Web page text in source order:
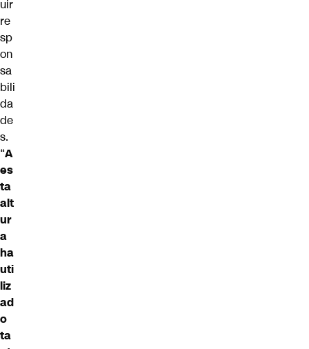
uir
re
sp
on
sa
bili
da
de
s.
“A
es
ta
alt
ur
a
ha
uti
liz
ad
o
ta